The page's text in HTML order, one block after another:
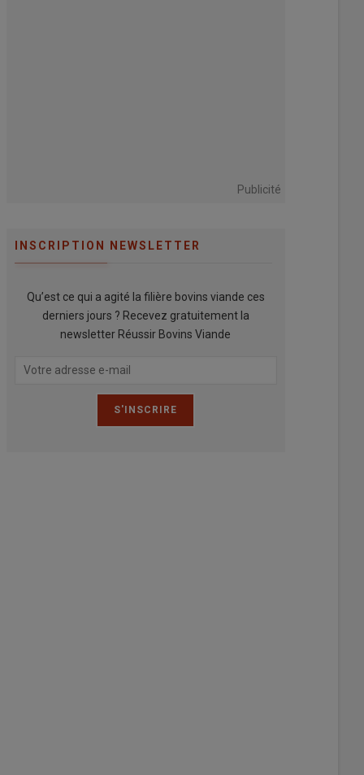
Publicité
INSCRIPTION NEWSLETTER
Qu’est ce qui a agité la filière bovins viande ces
derniers jours ? Recevez gratuitement la
newsletter Réussir Bovins Viande